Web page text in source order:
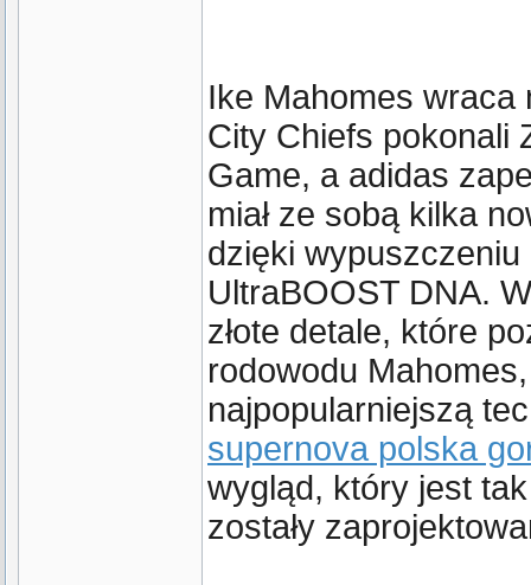
Ike Mahomes wraca
City Chiefs pokonali
Game, a adidas
miał ze sobą kilka
dzięki
UltraBOOST DNA.
złote detale, które
rodowodu
najpopularniejszą
supernova polska
wygląd, który jest
zostały